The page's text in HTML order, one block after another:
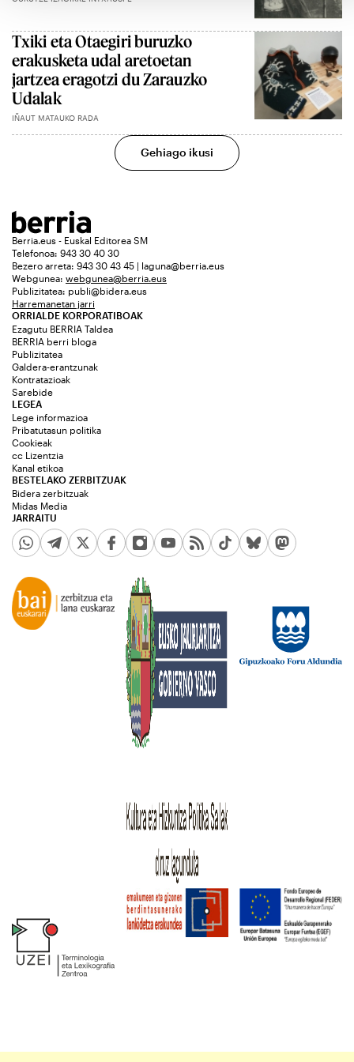
Txiki eta Otaegiri buruzko
erakusketa udal aretoetan
jartzea eragotzi du Zarauzko
Udalak
IÑAUT MATAUKO RADA
Gehiago ikusi
Berria.eus - Euskal Editorea SM
Telefonoa: 943 30 40 30
Bezero arreta: 943 30 43 45 | laguna@berria.eus
Webgunea: webgunea@berria.eus
Publizitatea: publi@bidera.eus
Harremanetan jarri
ORRIALDE KORPORATIBOAK
Ezagutu BERRIA Taldea
BERRIA berri bloga
Publizitatea
Galdera-erantzunak
Kontratazioak
Sarebide
JARRAITU
LEGEA
Lege informazioa
Pribatutasun politika
Cookieak
cc Lizentzia
Kanal etikoa
BESTELAKO ZERBITZUAK
Bidera zerbitzuak
Midas Media